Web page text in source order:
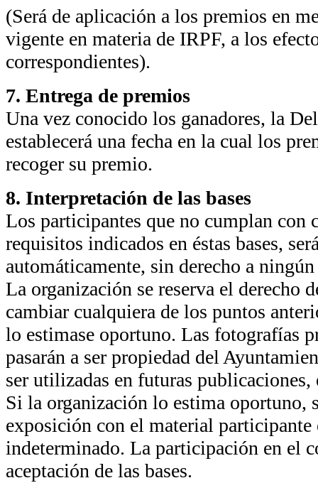
(Será de aplicación a los premios en
vigente en materia de IRPF, a los
correspondientes).
7. Entrega de premios
Una vez conocido los ganadores, la
establecerá una fecha en la cual los
recoger su premio.
8. Interpretación de las bases
Los participantes que no cumplan con
requisitos indicados en éstas bases,
automáticamente, sin derecho a
La organización se reserva el derecho
cambiar cualquiera de los puntos
lo estimase oportuno. Las fotografías
pasarán a ser propiedad del
ser utilizadas en futuras
Si la organización lo estima oportuno,
exposición con el material
indeterminado. La participación en el
aceptación de las bases.